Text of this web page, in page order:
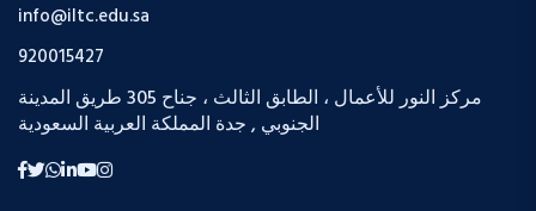
info@iltc.edu.sa
920015427
مركز النور للأعمال ، الطابق الثالث ، جناح 305 طريق المدينة
الجنوبي , جدة المملكة العربية السعودية